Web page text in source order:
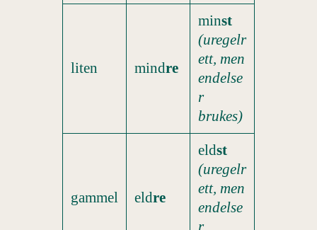
liten mindre
minst
(uregelr
ett, men
endelse
r
brukes)
gammel eldre
eldst
(uregelr
ett, men
endelse
r